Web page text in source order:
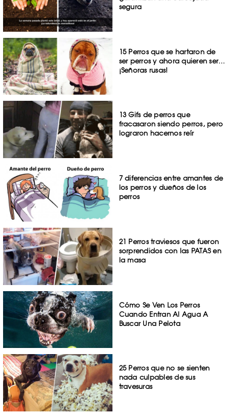
segura
15 Perros que se hartaron de
ser perros y ahora quieren ser…
¡Señoras rusas!
13 Gifs de perros que
fracasaron siendo perros, pero
lograron hacernos reír
7 diferencias entre amantes de
los perros y dueños de los
perros
21 Perros traviesos que fueron
sorprendidos con las PATAS en
la masa
Cómo Se Ven Los Perros
Cuando Entran Al Agua A
Buscar Una Pelota
25 Perros que no se sienten
nada culpables de sus
travesuras